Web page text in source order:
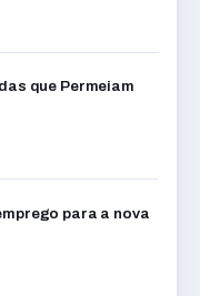
que Permeiam
para a nova